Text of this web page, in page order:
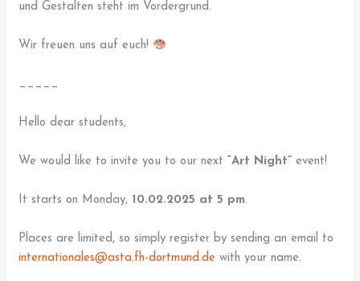
und Gestalten steht im Vordergrund.
Wir freuen uns auf euch!
_____
Hello dear students,
We would like to invite you to our next “Art Night” event!
It starts on Monday, 10.02.2025 at 5 pm.
Places are limited, so simply register by sending an email to
internationales@asta.fh-dortmund.de with your name.